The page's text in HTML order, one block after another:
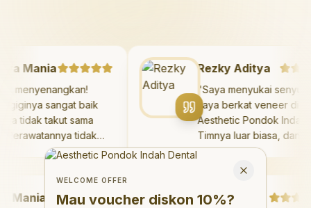
Mania
menyenangkan!
giginya sangat baik
saya tidak takut sama
Perawatannya tidak
dan saya bisa bermain
suka pergi ke dokter
sekarang!
"
Rezky Aditya
"Saya menyukai
saya berkat veneer
Aesthetic Pondok
Timnya luar biasa,
hasilnya melebihi
saya. Saya
hari."
Welcome Offer
Mau voucher diskon <strong>10%</strong>?
WELCOME OFFER
Mau voucher diskon 10%?
Close